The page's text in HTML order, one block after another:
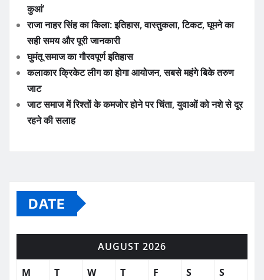
कुआं’
राजा नाहर सिंह का किला: इतिहास, वास्तुकला, टिकट, घूमने का
सही समय और पूरी जानकारी
घुमंतू समाज का गौरवपूर्ण इतिहास
कलाकार क्रिकेट लीग का होगा आयोजन, सबसे महंगे बिके तरुण
जाट
जाट समाज में रिश्तों के कमजोर होने पर चिंता, युवाओं को नशे से दूर
रहने की सलाह
DATE
AUGUST 2026
M
T W T F S S